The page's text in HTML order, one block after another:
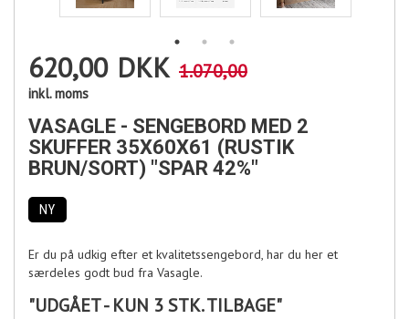
620,00 DKK 1.070,00
inkl. moms
VASAGLE - SENGEBORD MED 2
SKUFFER 35X60X61 (RUSTIK
BRUN/SORT) "SPAR 42%"
NY
Er du på udkig efter et kvalitetssengebord, har du her et
særdeles godt bud fra Vasagle.
"UDGÅET - KUN 3 STK. TILBAGE"